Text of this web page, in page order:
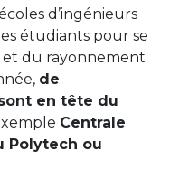
d’ingénieurs
étudiants pour se
du rayonnement
de
en tête du
Centrale
Polytech ou